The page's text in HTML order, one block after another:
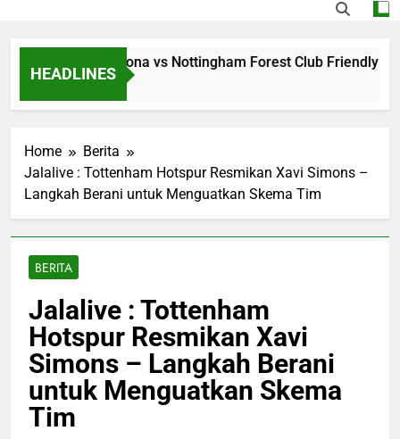
HEADLINES
Barcelona vs Nottingham Forest Club Friendly Dini
Home
Berita
Jalalive : Tottenham Hotspur Resmikan Xavi Simons –
Langkah Berani untuk Menguatkan Skema Tim
BERITA
Jalalive : Tottenham
Hotspur Resmikan Xavi
Simons – Langkah Berani
untuk Menguatkan Skema
Tim